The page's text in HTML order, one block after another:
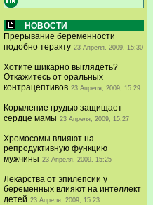
НОВОСТИ
Прерывание беременности
подобно теракту 23 Апреля, 2009, 15:30
Хотите шикарно выглядеть?
Откажитесь от оральных
контрацептивов 23 Апреля, 2009, 15:29
Кормление грудью защищает
сердце мамы 23 Апреля, 2009, 15:27
Хромосомы влияют на
репродуктивную функцию
мужчины 23 Апреля, 2009, 15:25
Лекарства от эпилепсии у
беременных влияют на интеллект
детей 23 Апреля, 2009, 15:23